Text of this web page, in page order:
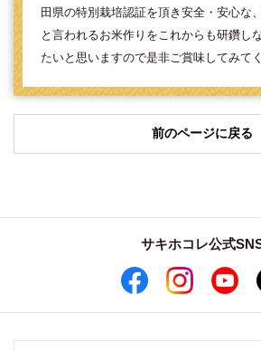
田県の特別栽培認証を頂き安全・安心な
と言われるお米作りをこれからも研鑽し
たいと思いますので是非ご賞味してみて
前のページに戻る
サキホコレ公式